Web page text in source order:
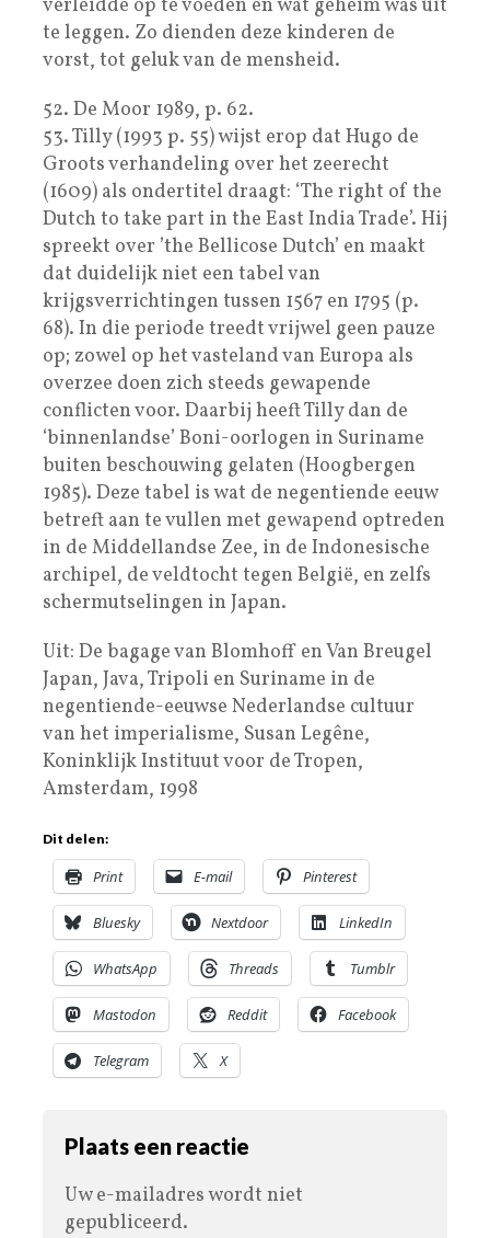
verleidde op te voeden en wat geheim was uit
te leggen. Zo dienden deze kinderen de
vorst, tot geluk van de mensheid.
52. De Moor 1989, p. 62.
53. Tilly (1993 p. 55) wijst erop dat Hugo de
Groots verhandeling over het zeerecht
(1609) als ondertitel draagt: ‘The right of the
Dutch to take part in the East India Trade’. Hij
spreekt over ’the Bellicose Dutch’ en maakt
dat duidelijk niet een tabel van
krijgsverrichtingen tussen 1567 en 1795 (p.
68). In die periode treedt vrijwel geen pauze
op; zowel op het vasteland van Europa als
overzee doen zich steeds gewapende
conflicten voor. Daarbij heeft Tilly dan de
‘binnenlandse’ Boni-oorlogen in Suriname
buiten beschouwing gelaten (Hoogbergen
1985). Deze tabel is wat de negentiende eeuw
betreft aan te vullen met gewapend optreden
in de Middellandse Zee, in de Indonesische
archipel, de veldtocht tegen België, en zelfs
schermutselingen in Japan.
Uit: De bagage van Blomhoff en Van Breugel
Japan, Java, Tripoli en Suriname in de
negentiende-eeuwse Nederlandse cultuur
van het imperialisme, Susan Legêne,
Koninklijk Instituut voor de Tropen,
Amsterdam, 1998
Dit delen:
Print E-mail Pinterest
Bluesky Nextdoor LinkedIn
WhatsApp Threads Tumblr
Mastodon Reddit Facebook
Telegram X
Plaats een reactie
Uw e-mailadres wordt niet
gepubliceerd.